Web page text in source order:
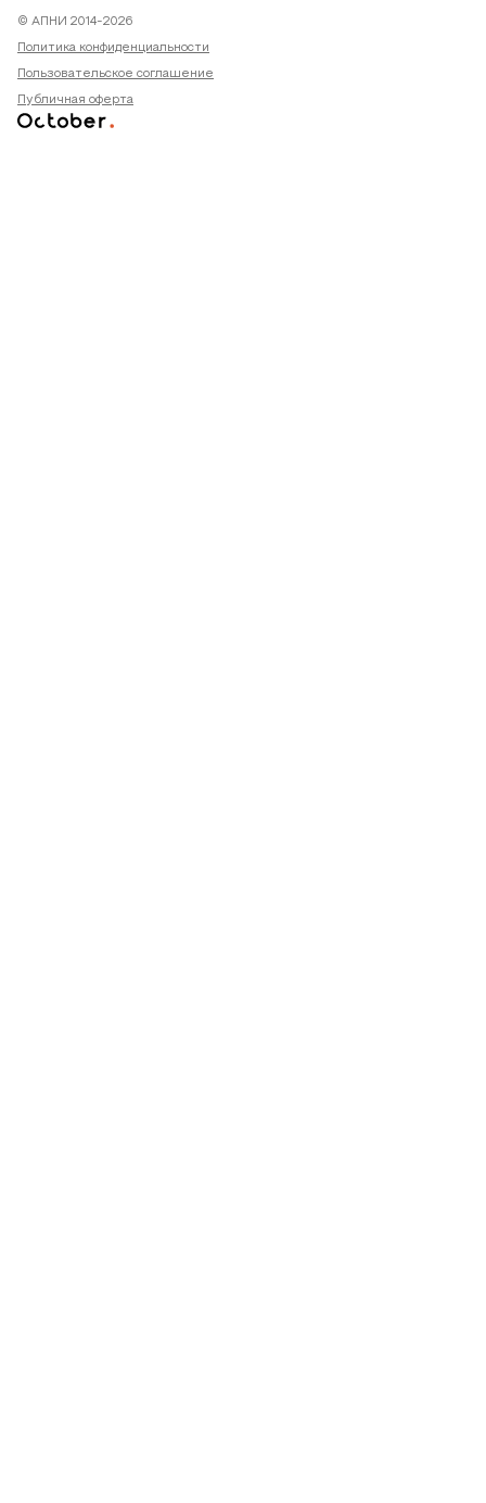
© АПНИ 2014-2026
Политика конфиденциальности
Пользовательское соглашение
Публичная оферта